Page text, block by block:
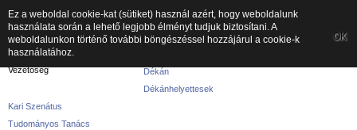
A kar
A karról
Vezetőség
Dékán
Dékánhelyettesek
Kari Szenátus
Tudományos Tanács
Ez a weboldal cookie-kat (sütiket) használ azért, hogy weboldalunk
használata során a lehető legjobb élményt tudjuk biztosítani. A
weboldalunkon történő további böngészéssel hozzájárul a cookie-k
használatához.
OK